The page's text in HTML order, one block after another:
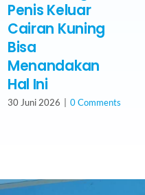
Penis Keluar
Cairan Kuning
Bisa
Menandakan
Hal Ini
30 Juni 2026 0 Comments